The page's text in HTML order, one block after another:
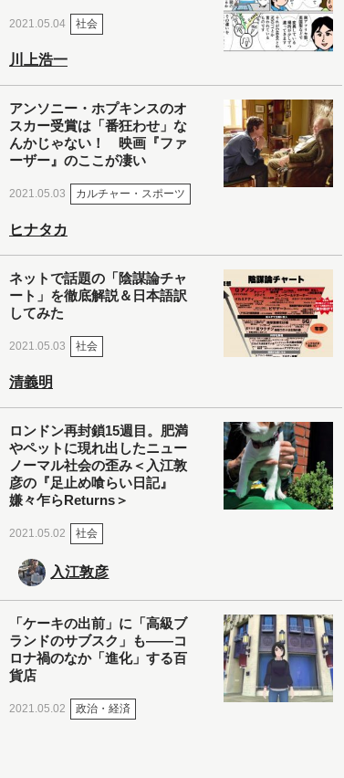
2021.05.04 社会
川上浩一
アンソニー・ホプキンスのオ
スカー受賞は「番狂わせ」な
んかじゃない！ 映画『ファ
ーザー』のここが凄い
2021.05.03 カルチャー・スポーツ
ヒナタカ
ネットで話題の「陰謀論チャ
ート」を徹底解説＆日本語訳
してみた
2021.05.03 社会
清義明
ロンドン再封鎖15週目。肥満
やペットに現れ出したニュー
ノーマル社会の歪み＜入江敦
彦の『足止め喰らい日記』
嫌々乍らReturns＞
2021.05.02 社会
入江敦彦
「ケーキの出前」に「高級ブ
ランドのサブスク」も――コ
ロナ禍のなか「進化」する百
貨店
2021.05.02 政治・経済